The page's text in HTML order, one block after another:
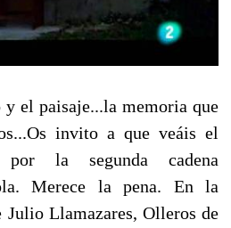
el paisaje...la memoria que
invito a que veáis el
por la segunda cadena
Merece la pena. En la
Julio Llamazares, Olleros de